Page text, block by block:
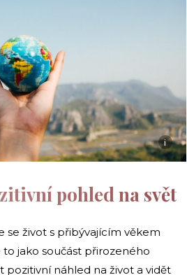
i
pohled na svět
se život s přibývajícím věkem
jako součást přirozeného
pozitivní náhled na život a vidět